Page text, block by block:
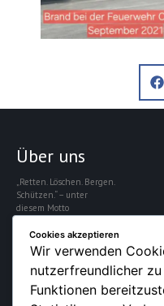
Über uns
„Retten. Löschen. Bergen.
Schützen.“ – unter
diesem Motto
Freiwillige Feuerwehr
Sundern die Sicherheit
der rund 28.000
Einwohner der Stadt.
Cookies akzeptieren
Wir verwenden
nutzerfreundlicher
Funktionen